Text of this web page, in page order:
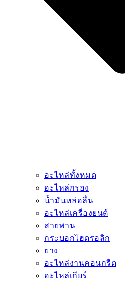
อะไหล่ทั้งหมด
อะไหล่กรอง
น้ำมันหล่อลื่น
อะไหล่เครื่องยนต์
สายพาน
กระบอกไฮดรอลิก
ยาง
อะไหล่งานคอนกรีต
อะไหล่เกียร์